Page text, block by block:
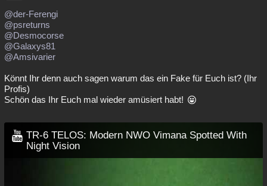
@der-Ferengi
@psreturns
@Desmocorse
@Galaxys81
@Amsivarier
Könnt Ihr denn auch sagen warum das ein Fake für Euch ist? (Ihr
Profis)
Schön das Ihr Euch mal wieder amüsiert habt!
TR-6 TELOS: Modern NWO Vimana Spotted With
Night Vision